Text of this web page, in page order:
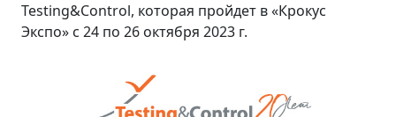
Testing&Control, которая пройдет в «Крокус
Экспо» с 24 по 26 октября 2023 г.